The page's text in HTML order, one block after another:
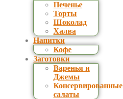
Печенье
Торты
Шоколад
Халва
Напитки
Кофе
Заготовки
Варенья и
Джемы
Консервированные
салаты